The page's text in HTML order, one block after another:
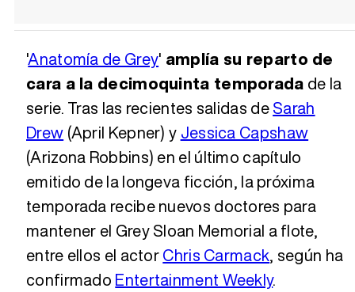
'Anatomía de Grey' amplía su reparto de
cara a la decimoquinta temporada de la
serie. Tras las recientes salidas deSarah
Drew (April Kepner) y Jessica Capshaw
(Arizona Robbins) en el último capítulo
emitido de la longeva ficción, la próxima
temporada recibe nuevos doctores para
mantener el Grey Sloan Memorial a flote,
entre ellos el actorChris Carmack, según ha
confirmado Entertainment Weekly.